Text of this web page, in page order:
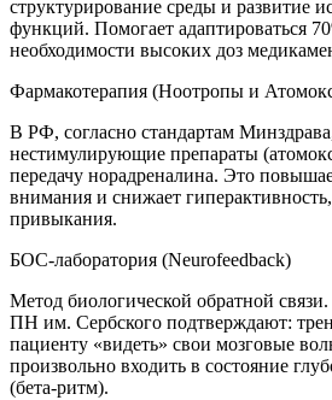
структурирование среды и развитие
функций. Помогает адаптироваться
необходимости высоких доз
Фармакотерапия (Ноотропы и
В РФ, согласно стандартам
нестимулирующие препараты
передачу норадреналина. Это
внимания и снижает
привыкания.
БОС-лаборатория (Neurofeedback)
Метод биологической обратной
ПН им. Сербского подтверждают:
пациенту «видеть» свои мозговые
произвольно входить в состояние
(бета-ритм).